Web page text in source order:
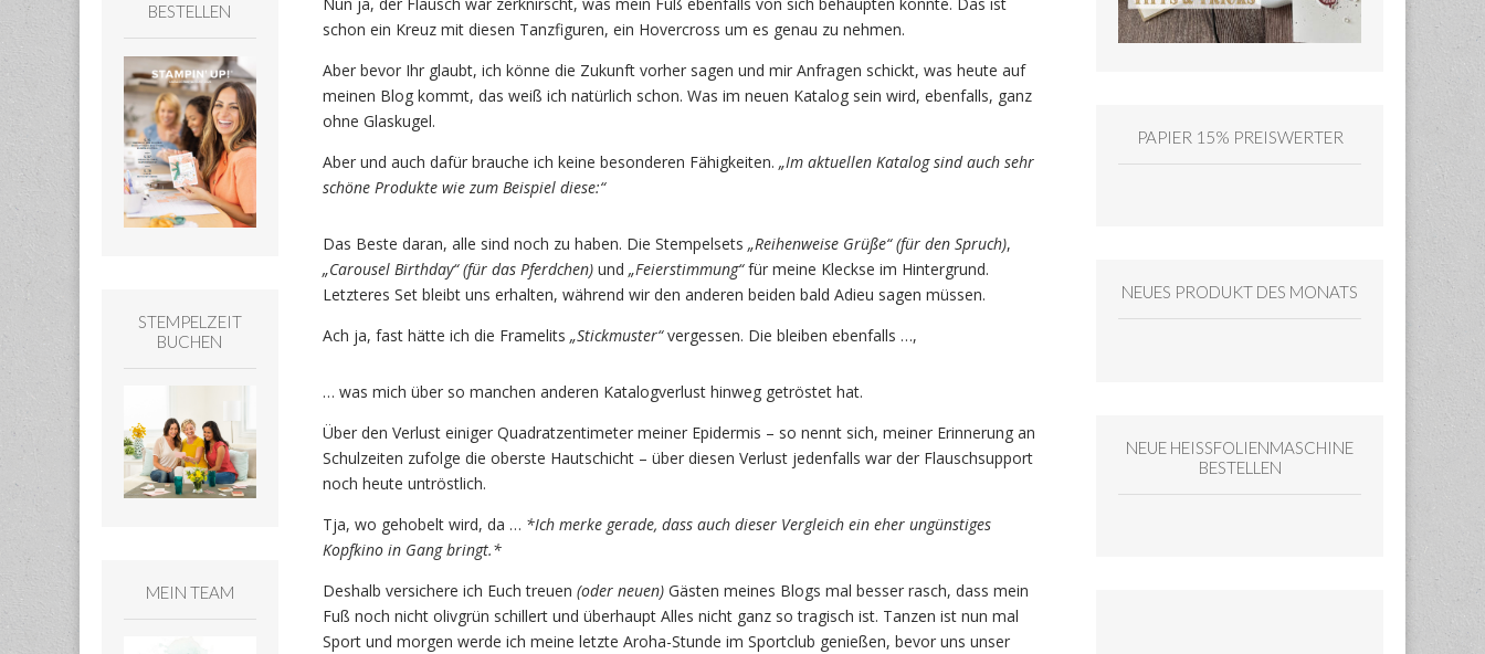
schon ein Kreuz mit diesen Tanzfiguren, ein Hovercross um es genau zu nehmen.
Aber bevor Ihr glaubt, ich könne die Zukunft vorher sagen und mir Anfragen schickt, was heute auf
meinen Blog kommt, das weiß ich natürlich schon. Was im neuen Katalog sein wird, ebenfalls, ganz
ohne Glaskugel.
Aber und auch dafür brauche ich keine besonderen Fähigkeiten. „Im aktuellen Katalog sind auch sehr
schöne Produkte wie zum Beispiel diese:“
Das Beste daran, alle sind noch zu haben. Die Stempelsets „Reihenweise Grüße“ (für den Spruch),
„Carousel Birthday“ (für das Pferdchen)und „Feierstimmung“für meine Kleckse im Hintergrund.
Letzteres Set bleibt uns erhalten, während wir den anderen beiden bald Adieu sagen müssen.
Ach ja, fast hätte ich die Framelits „Stickmuster“vergessen. Die bleiben ebenfalls …,
… was mich über so manchen anderen Katalogverlust hinweg getröstet hat.
Über den Verlust einiger Quadratzentimeter meiner Epidermis – so nennt sich, meiner Erinnerung an
Schulzeiten zufolge die oberste Hautschicht – über diesen Verlust jedenfalls war der Flauschsupport
noch heute untröstlich.
Tja, wo gehobelt wird, da … *Ich merke gerade, dass auch dieser Vergleich ein eher ungünstiges
Kopfkino in Gang bringt.*
Deshalb versichere ich Euch treuen (oder neuen)Gästen meines Blogs mal besser rasch, dass mein
Fuß noch nicht olivgrün schillert und überhaupt Alles nicht ganz so tragisch ist. Tanzen ist nun mal
Sport und morgen werde ich meine letzte Aroha-Stunde im Sportclub genießen, bevor uns unser
BESTELLEN
STEMPELZEIT
BUCHEN
MEIN TEAM
PAPIER 15% PREISWERTER
NEUES PRODUKT DES MONATS
NEUE HEISSFOLIENMASCHINE
BESTELLEN